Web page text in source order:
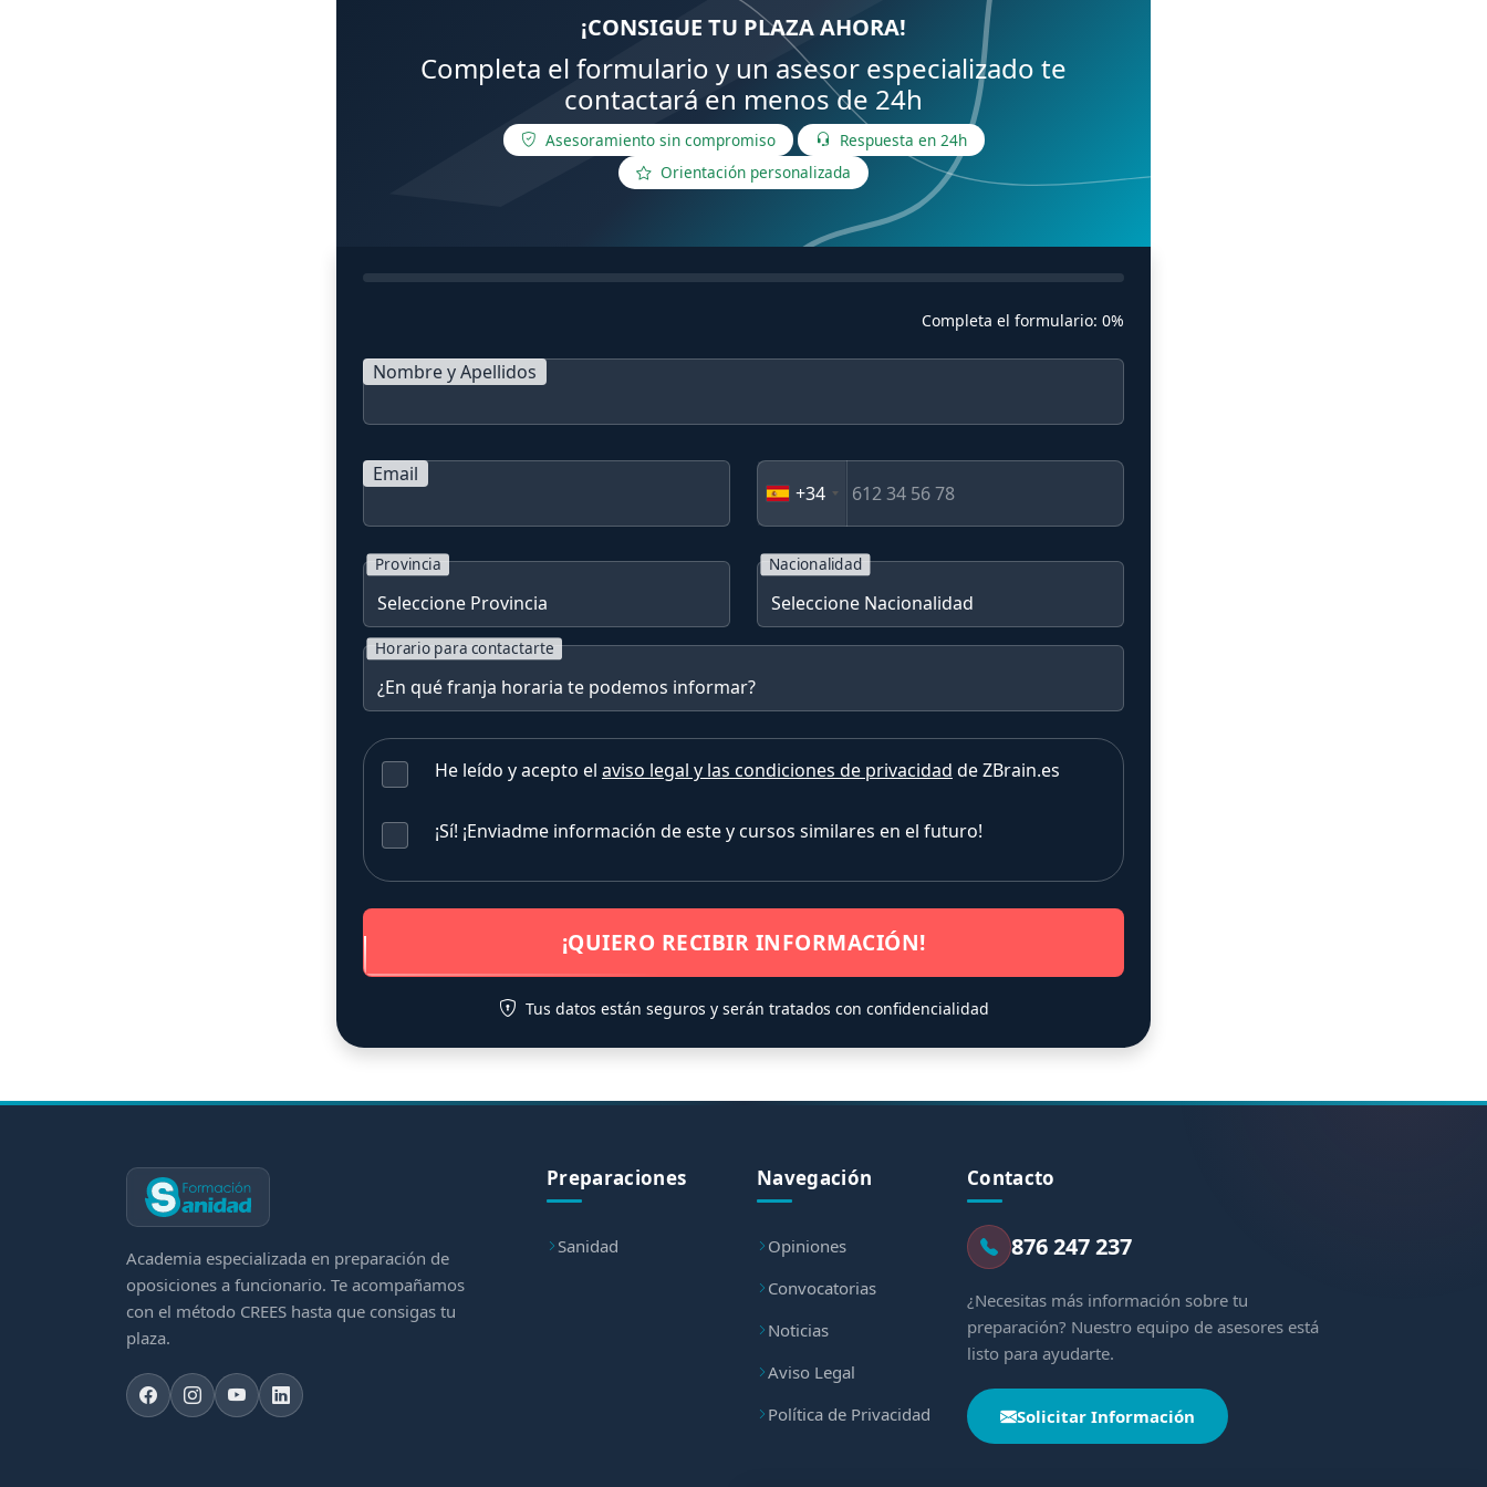
¡CONSIGUE TU PLAZA AHORA!
Completa el formulario y un asesor especializado te
contactará en menos de 24h
Asesoramiento sin compromiso
Respuesta en 24h
Orientación personalizada
Completa el formulario: 0%
Nombre y Apellidos
Email
+34
Provincia Nacionalidad
Horario para contactarte
He leído y acepto el aviso legal y las condiciones de privacidad de ZBrain.es
¡Sí! ¡Enviadme información de este y cursos similares en el futuro!
¡QUIERO RECIBIR INFORMACIÓN!
Tus datos están seguros y serán tratados con confidencialidad
Academia especializada en preparación de
oposiciones a funcionario. Te acompañamos
con el método CREES hasta que consigas tu
plaza.
Preparaciones
Sanidad
Navegación
Opiniones
Convocatorias
Noticias
Aviso Legal
Política de Privacidad
Contacto
876 247 237
¿Necesitas más información sobre tu
preparación? Nuestro equipo de asesores está
listo para ayudarte.
Solicitar Información